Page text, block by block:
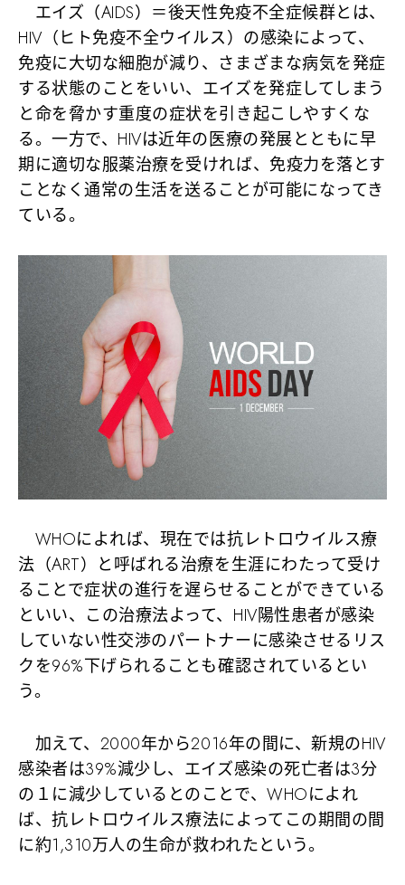
エイズ（AIDS）＝後天性免疫不全症候群とは、
HIV（ヒト免疫不全ウイルス）の感染によって、
免疫に大切な細胞が減り、さまざまな病気を発症
する状態のことをいい、エイズを発症してしまう
と命を脅かす重度の症状を引き起こしやすくな
る。一方で、HIVは近年の医療の発展とともに早
期に適切な服薬治療を受ければ、免疫力を落とす
ことなく通常の生活を送ることが可能になってき
ている。
WHOによれば、現在では抗レトロウイルス療
法（ART）と呼ばれる治療を生涯にわたって受け
ることで症状の進行を遅らせることができている
といい、この治療法よって、HIV陽性患者が感染
していない性交渉のパートナーに感染させるリス
クを96%下げられることも確認されているとい
う。
加えて、2000年から2016年の間に、新規のHIV
感染者は39%減少し、エイズ感染の死亡者は3分
の１に減少しているとのことで、WHOによれ
ば、抗レトロウイルス療法によってこの期間の間
に約1,310万人の生命が救われたという。